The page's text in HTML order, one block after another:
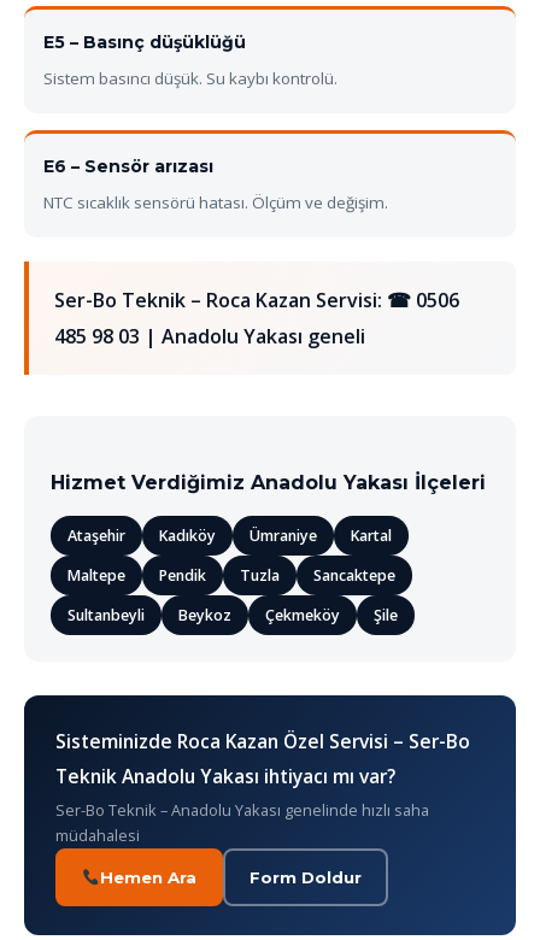
E5 – Basınç düşüklüğü
Sistem basıncı düşük. Su kaybı kontrolü.
E6 – Sensör arızası
NTC sıcaklık sensörü hatası. Ölçüm ve değişim.
Ser-Bo Teknik – Roca Kazan Servisi: ☎ 0506
485 98 03 | Anadolu Yakası geneli
Hizmet Verdiğimiz Anadolu Yakası İlçeleri
Ataşehir Kadıköy Ümraniye
Kartal
Maltepe
Pendik Tuzla
Sancaktepe
Sultanbeyli
Beykoz Çekmeköy Şile
Sisteminizde Roca Kazan Özel Servisi – Ser-Bo
Teknik Anadolu Yakası ihtiyacı mı var?
Ser-Bo Teknik – Anadolu Yakası genelinde hızlı saha
müdahalesi
Hemen Ara Form Doldur